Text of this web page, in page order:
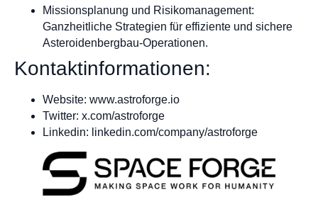
Missionsplanung und Risikomanagement:
Ganzheitliche Strategien für effiziente und sichere
Asteroidenbergbau-Operationen.
Kontaktinformationen:
Website: www.astroforge.io
Twitter: x.com/astroforge
Linkedin: linkedin.com/company/astroforge